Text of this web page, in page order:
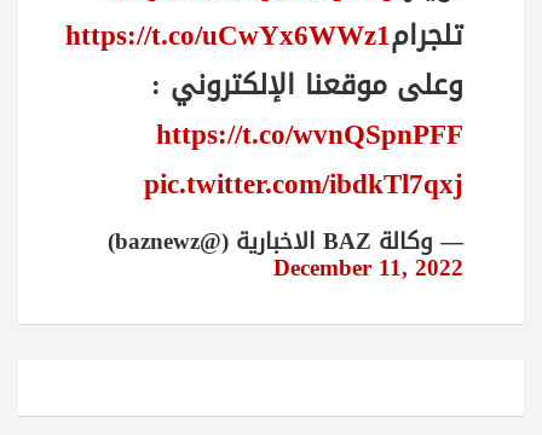
تلجرامhttps://t.co/uCwYx6WWz1
وعلى موقعنا الإلكتروني :
https://t.co/wvnQSpnPFF
pic.twitter.com/ibdkTl7qxj
— وكالة BAZ الاخبارية (@baznewz)
December 11, 2022